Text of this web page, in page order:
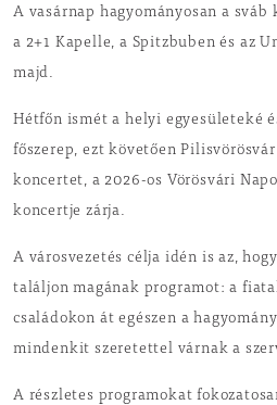
A vasárnap hagyományosan a
a 2+1 Kapelle, a Spitzbuben és az
majd.
Hétfőn ismét a helyi egyesületeké
főszerep, ezt követően
koncertet, a 2026-os Vörösvári
koncertje zárja.
A városvezetés célja idén is az,
találjon magának programot: a
családokon át egészen a
mindenkit szeretettel várnak a
A részletes programokat